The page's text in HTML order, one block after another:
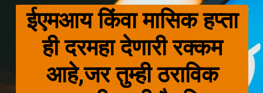
ईएमआय किंवा मासिक हप्ता
ही दरमहा देणारी रक्कम
आहे,जर तुम्ही ठराविक